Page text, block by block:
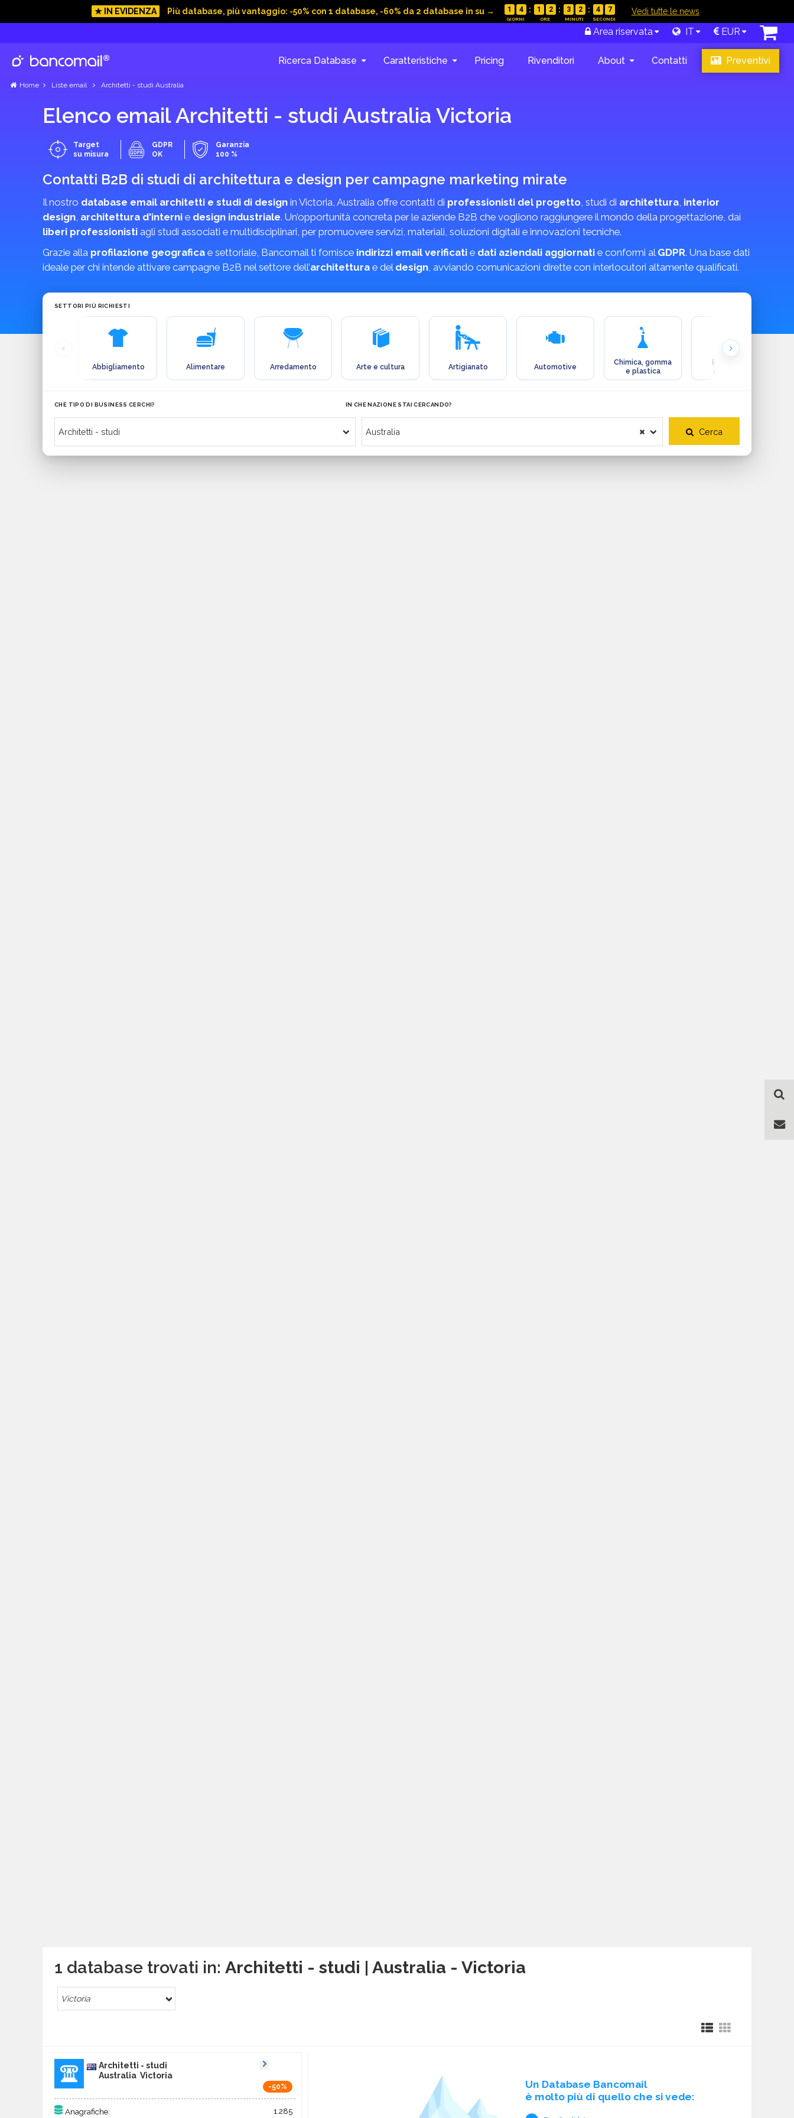
★ IN EVIDENZA Più database, più vantaggio: -50% con 1 database, -60% da 2 database in su → 1 4 1 2 3 2 4 6 Vedi tutte le news
Area riservata IT EUR
Ricerca Database Caratteristiche Pricing Rivenditori About Contatti Preventivi
Home Liste email Architetti - studi Australia
Elenco email Architetti - studi Australia Victoria
Target
su misura
GDPR
OK
Garanzia
100 %
Contatti B2B di studi di architettura e design per campagne marketing mirate
Il nostro database email architetti e studi di design in Victoria, Australia offre contatti di professionisti del progetto, studi di architettura, interior
design, architettura d'interni e design industriale. Un’opportunità concreta per le aziende B2B che vogliono raggiungere il mondo della progettazione, dai
liberi professionisti agli studi associati e multidisciplinari, per promuovere servizi, materiali, soluzioni digitali e innovazioni tecniche.
Grazie alla profilazione geografica e settoriale, Bancomail ti fornisce indirizzi email verificati e dati aziendali aggiornati e conformi al GDPR. Una base dati
ideale per chi intende attivare campagne B2B nel settore dell’architettura e del design, avviando comunicazioni dirette con interlocutori altamente qualificati.
SETTORI PIÙ RICHIESTI
Abbigliamento Alimentare Arredamento Arte e cultura Artigianato Automotive
Chimica, gomma
e plastica
Ecologia e
ambiente
CHE TIPO DI BUSINESS CERCHI? IN CHE NAZIONE STAI CERCANDO?
Cerca
1 database trovati in: Architetti - studi | Australia - Victoria
Victoria
Architetti - studi
Australia Victoria
-50%
Anagrafiche: 1.285
Un Database Bancomail
è molto più di quello che si vede: